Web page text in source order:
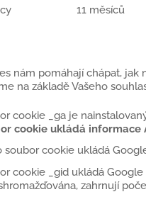
11 měsíců
nám pomáhají chápat,
na základě Vašeho
cookie _ga je
cookie ukládá informace
soubor cookie ukládá
cookie _gid ukládá
zahrnují